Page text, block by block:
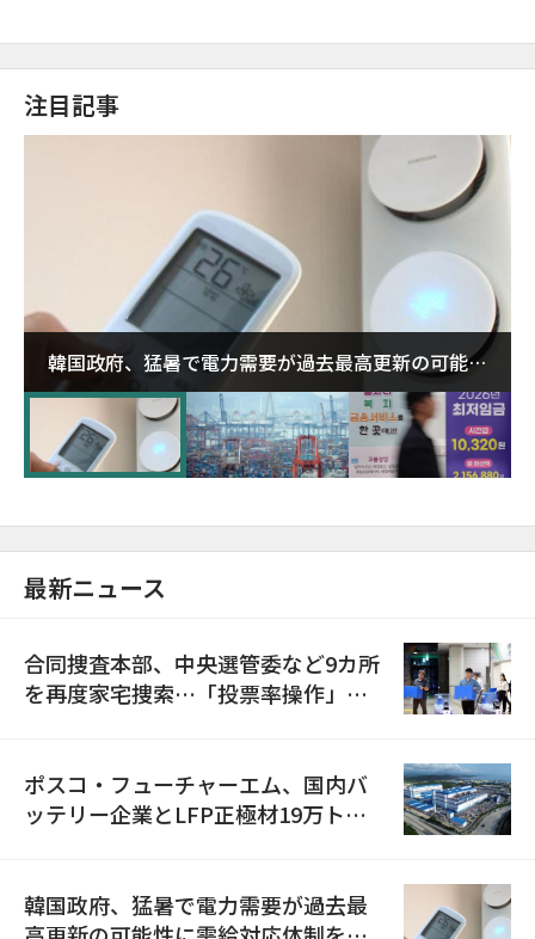
注目記事
韓国政府、猛暑で電力需要が過去最高更新の可能性
に需給対応体制を点検
最新ニュース
合同捜査本部、中央選管委など9カ所
を再度家宅捜索…「投票率操作」の
ポスコ・フューチャーエム、国内バ
ッテリー企業とLFP正極材19万トン
韓国政府、猛暑で電力需要が過去最